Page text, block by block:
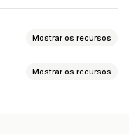
Mostrar os recursos
Mostrar os recursos